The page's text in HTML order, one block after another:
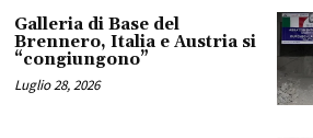
Galleria di Base del
Brennero, Italia e Austria si
“congiungono”
Luglio 28, 2026